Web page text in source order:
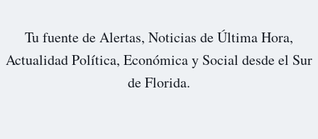
Tu fuente de Alertas, Noticias de Última Hora,
Actualidad Política, Económica y Social desde el Sur
de Florida.